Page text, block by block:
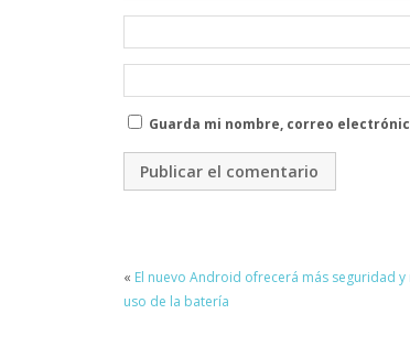
Guarda mi nombre, correo
« El nuevo Android ofrecerá más seguridad y
uso de la batería